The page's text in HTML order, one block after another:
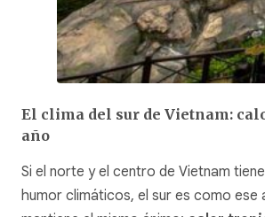
El clima del sur de Vietnam:
año
Si el norte y el centro de Vietnam
humor climáticos, el sur es como ese